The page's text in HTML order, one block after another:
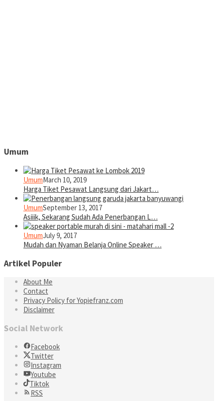
Umum
UmumMarch 10, 2019
Harga Tiket Pesawat Langsung dari Jakart…
UmumSeptember 13, 2017
Asiiik, Sekarang Sudah Ada Penerbangan L…
UmumJuly 9, 2017
Mudah dan Nyaman Belanja Online Speaker …
Artikel Populer
About Me
Contact
Privacy Policy for Yopiefranz.com
Disclaimer
Social Network
Facebook
Twitter
Instagram
Youtube
Tiktok
RSS